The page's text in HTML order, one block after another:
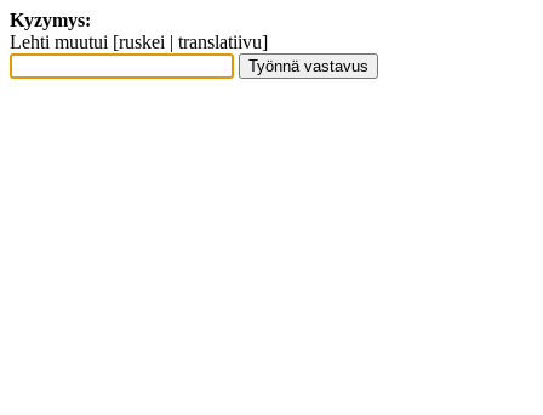
Kyzymys:
Lehti muutui [ruskei | translatiivu]